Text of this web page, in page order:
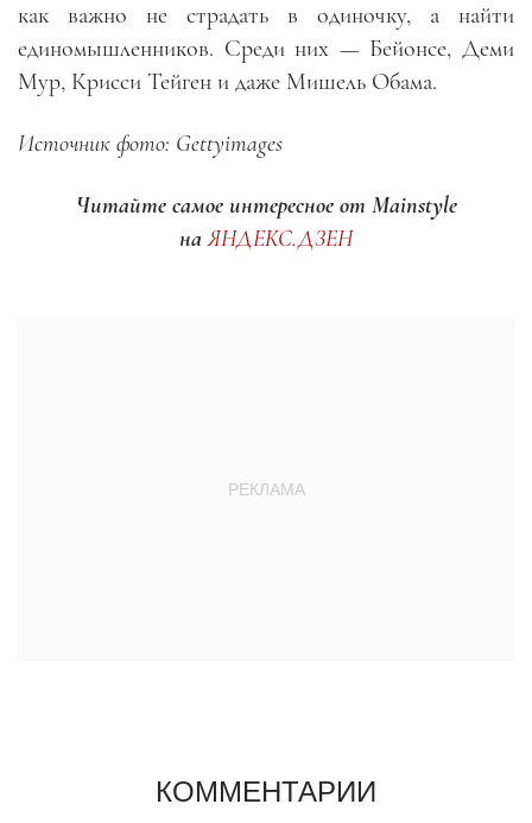
как важно не страдать в одиночку, а найти
единомышленников. Среди них — Бейонсе, Деми
Мур, Крисси Тейген и даже Мишель Обама.
Источник фото: Gettyimages
Читайте самое интересное от Mainstyle
наЯНДЕКС.ДЗЕН
КОММЕНТАРИИ